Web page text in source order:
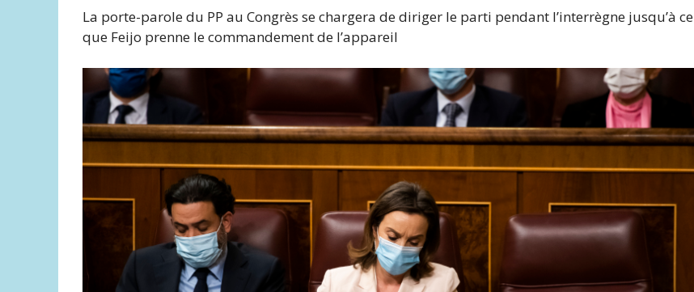
La porte-parole du PP au Congrès se chargera de diriger le parti pendant l’interrègne jusqu’à ce
que Feijo prenne le commandement de l’appareil